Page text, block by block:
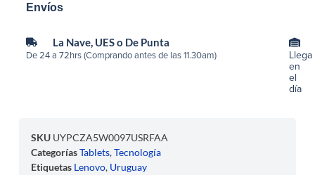
Envíos
La Nave, UES o De Punta
De 24 a 72hrs (Comprando antes de las 11.30am)
Llega
en
el
día
SKU UYPCZA5W0097USRFAA
CategoríasTablets,Tecnología
Etiquetas Lenovo, Uruguay